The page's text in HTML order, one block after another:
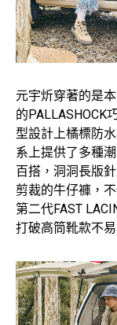
元宇炘穿著的是
的PALLASHOCK
型設計上橘標防
系上提供了多種
百搭，洞洞長版
剪裁的牛仔褲，
第二代FAST
打破高筒靴款不